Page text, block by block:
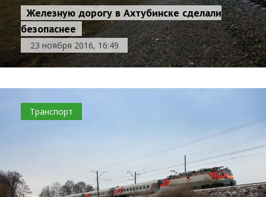
Железную дорогу в Ахтубинске сделали
безопаснее
23 ноября 2016, 16:49
Транспорт